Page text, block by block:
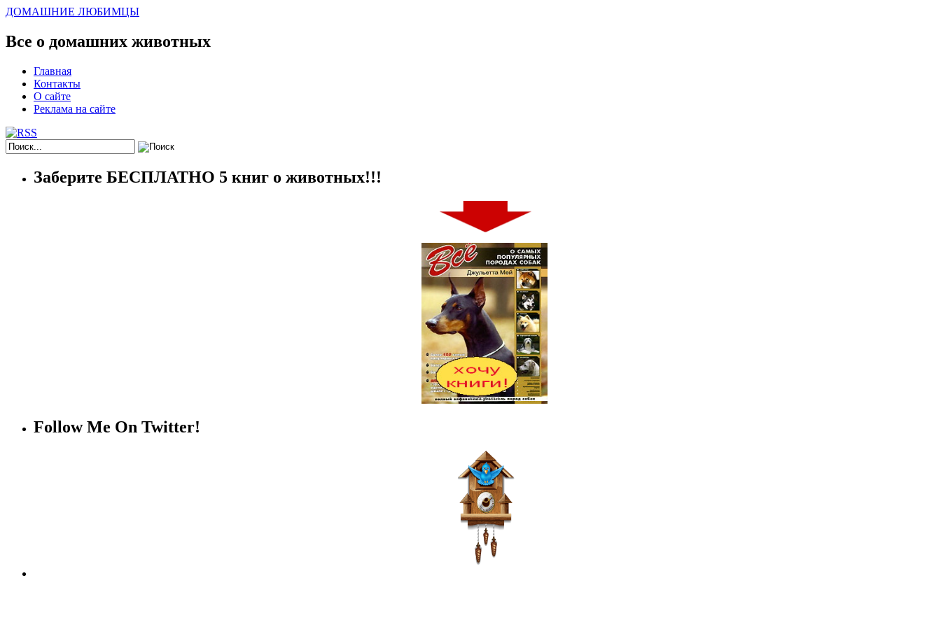
ДОМАШНИЕ ЛЮБИМЦЫ
Все о домашних животных
Главная
Контакты
О сайте
Реклама на сайте
Заберите БЕСПЛАТНО 5 книг о животных!!!
Follow Me On Twitter!